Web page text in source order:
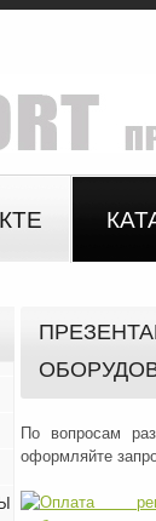
По вопросам
оформляйте